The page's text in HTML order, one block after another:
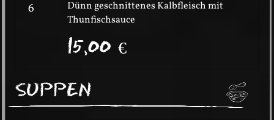
6
Dünn geschnittenes Kalbfleisch mit
Thunfischsauce
15,00€
SUPPEN